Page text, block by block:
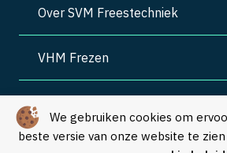
We gebruiken cookies om
beste versie van onze website te
Over SVM Freestechniek
VHM Frezen
Algemene voorwaarden | Privacy